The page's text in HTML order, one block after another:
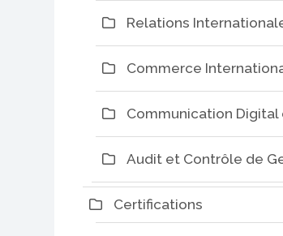
Relations
Commerce
Communication
Audit et Contrôle de
Certifications